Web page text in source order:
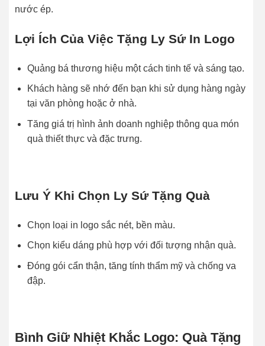
nước ép.
Lợi Ích Của Việc Tặng Ly Sứ In Logo
Quảng bá thương hiệu một cách tinh tế và sáng tạo.
Khách hàng sẽ nhớ đến bạn khi sử dụng hàng ngày
tại văn phòng hoặc ở nhà.
Tăng giá trị hình ảnh doanh nghiệp thông qua món
quà thiết thực và đặc trưng.
Lưu Ý Khi Chọn Ly Sứ Tặng Quà
Chọn loại in logo sắc nét, bền màu.
Chọn kiểu dáng phù hợp với đối tượng nhận quà.
Đóng gói cẩn thận, tăng tính thẩm mỹ và chống va
đập.
Bình Giữ Nhiệt Khắc Logo: Quà Tặng